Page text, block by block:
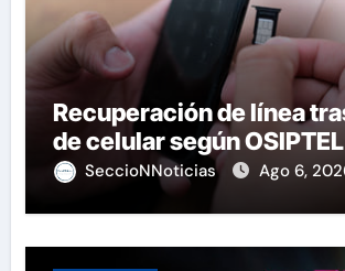
Recuperación de línea
de celular según OSIPTEL
SeccioNNoticias Ago 6,